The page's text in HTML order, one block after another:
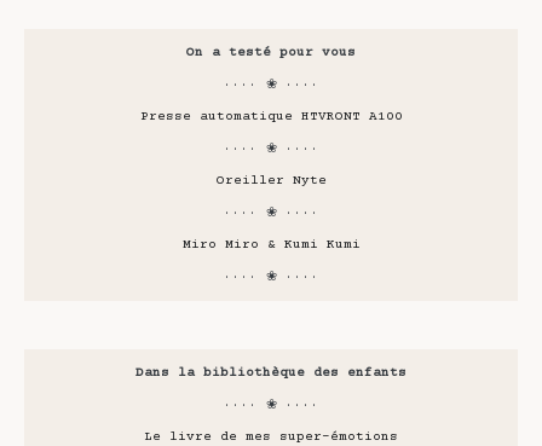
On a testé pour vous
···· ❀ ····
Presse automatique HTVRONT A100
···· ❀ ····
Oreiller Nyte
···· ❀ ····
Miro Miro & Kumi Kumi
···· ❀ ····
Dans la bibliothèque des enfants
···· ❀ ····
Le livre de mes super-émotions